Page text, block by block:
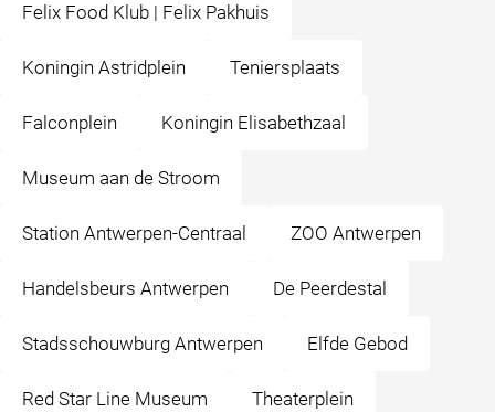
Felix Food Klub | Felix Pakhuis
Koningin Astridplein Teniersplaats
Falconplein Koningin Elisabethzaal
Museum aan de Stroom
Station Antwerpen-Centraal ZOO Antwerpen
Handelsbeurs Antwerpen De Peerdestal
Stadsschouwburg Antwerpen Elfde Gebod
Red Star Line Museum Theaterplein